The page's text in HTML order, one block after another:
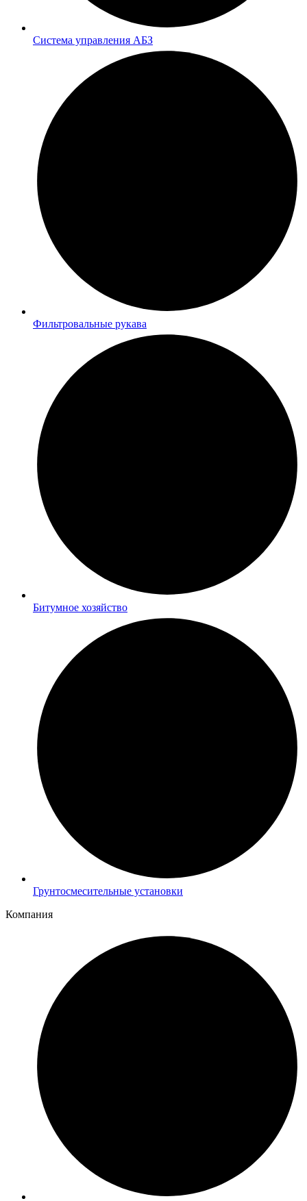
Система управления АБЗ
Фильтровальные рукава
Битумное хозяйство
Грунтосмесительные установки
Компания